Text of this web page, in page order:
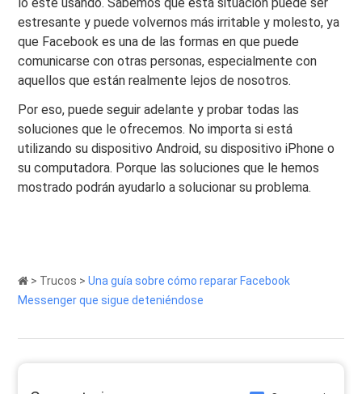
estresante y puede volvernos más irritable y molesto, ya
que Facebook es una de las formas en que puede
comunicarse con otras personas, especialmente con
aquellos que están realmente lejos de nosotros.
Por eso, puede seguir adelante y probar todas las
soluciones que le ofrecemos. No importa si está
utilizando su dispositivo Android, su dispositivo iPhone o
su computadora. Porque las soluciones que le hemos
mostrado podrán ayudarlo a solucionar su problema.
> Trucos >Una guía sobre cómo reparar Facebook
Messenger que sigue deteniéndose